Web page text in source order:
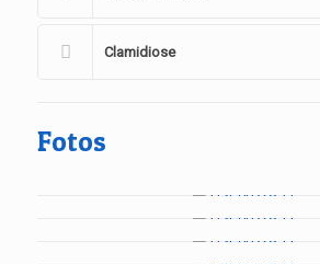
Clamidiose
Fotos